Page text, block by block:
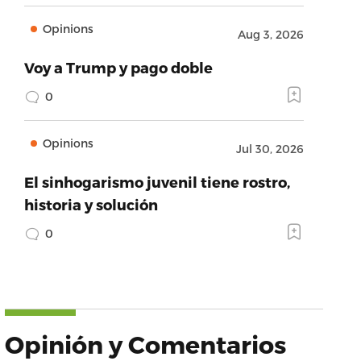
Opinions Aug 3, 2026
Voy a Trump y pago doble
0
Opinions Jul 30, 2026
El sinhogarismo juvenil tiene rostro,
historia y solución
0
Opinión y Comentarios